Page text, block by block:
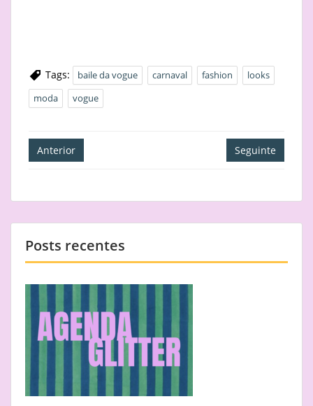
Tags: baile da vogue carnaval fashion
looks
moda
vogue
Navegação
de
Anterior Seguinte
Posts recentes